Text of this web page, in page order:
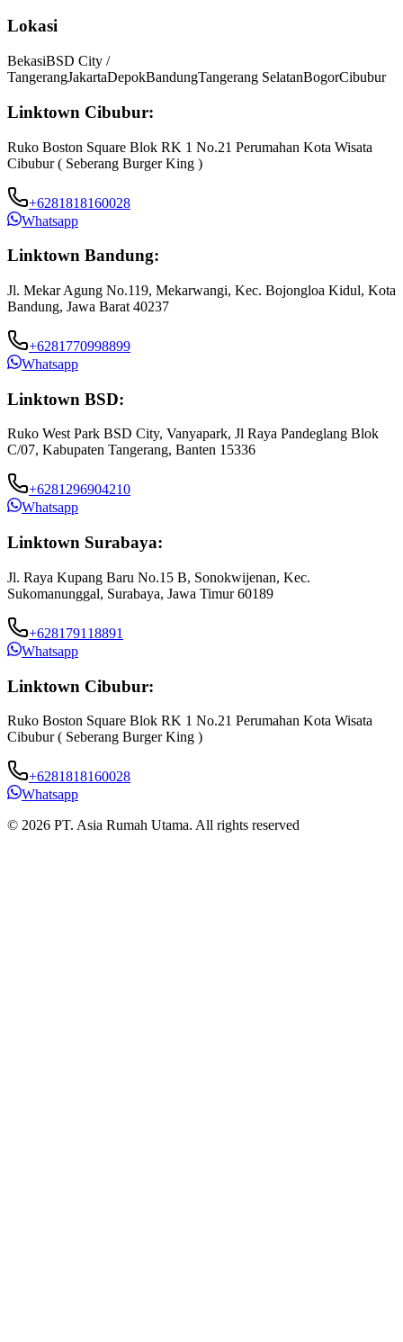
Lokasi
BekasiBSD City /
TangerangJakartaDepokBandungTangerang SelatanBogorCibubur
Linktown Cibubur:
Ruko Boston Square Blok RK 1 No.21 Perumahan Kota Wisata
Cibubur ( Seberang Burger King )
+6281818160028
Whatsapp
Linktown Bandung:
Jl. Mekar Agung No.119, Mekarwangi, Kec. Bojongloa Kidul, Kota
Bandung, Jawa Barat 40237
+6281770998899
Whatsapp
Linktown BSD:
Ruko West Park BSD City, Vanyapark, Jl Raya Pandeglang Blok
C/07, Kabupaten Tangerang, Banten 15336
+6281296904210
Whatsapp
Linktown Surabaya:
Jl. Raya Kupang Baru No.15 B, Sonokwijenan, Kec.
Sukomanunggal, Surabaya, Jawa Timur 60189
+628179118891
Whatsapp
Linktown Cibubur:
Ruko Boston Square Blok RK 1 No.21 Perumahan Kota Wisata
Cibubur ( Seberang Burger King )
+6281818160028
Whatsapp
© 2026 PT. Asia Rumah Utama. All rights reserved